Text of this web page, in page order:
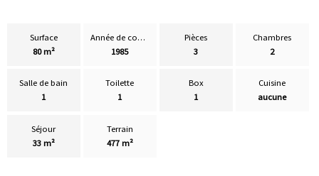
Surface
80 m²
Année de construction
1985
Pièces
3
Chambres
2
Salle de bain
1
Toilette
1
Box
1
Cuisine
aucune
Séjour
33 m²
Terrain
477 m²